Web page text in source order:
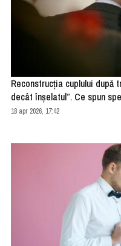
Reconstrucția cuplului după
decât înșelatul”. Ce spun
18 apr 2026, 17:42